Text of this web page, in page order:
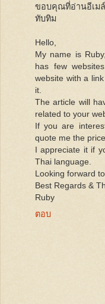
ขอบคุณที่อ่านอีเมล์
ทับทิม
Hello,
My name is
has few
website with a
it.
The article will
related to your
If you are
quote me the
I appreciate it if
Thai language.
Looking forward
Best Regards &
Ruby
ตอบ